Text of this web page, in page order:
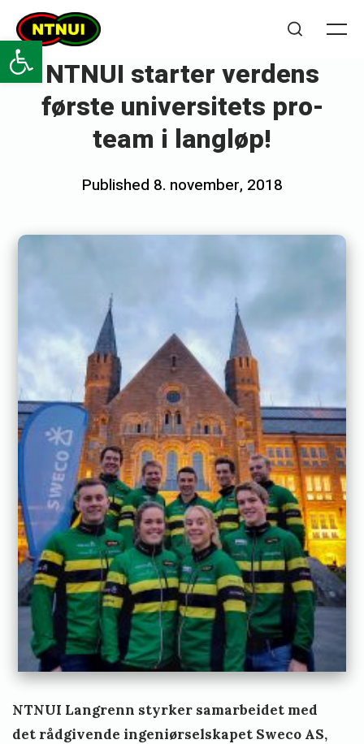
Open toolbar
Skip
content
NTNUI
NTNUI starter verdens
første universitets pro-
team i langløp!
Posted
Published 8. november, 2018
h
e
t
y
r
e
t
NTNUI Langrenn styrker samarbeidet med
det rådgivende ingeniørselskapet Sweco AS,